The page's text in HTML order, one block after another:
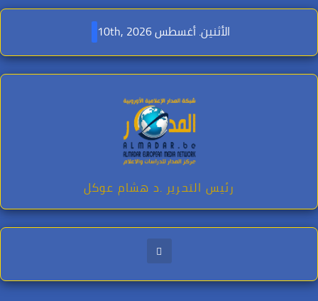
Skip
content
الأثنين. أغسطس 10th, 2026
رئيس التحرير .د هشام عوكل